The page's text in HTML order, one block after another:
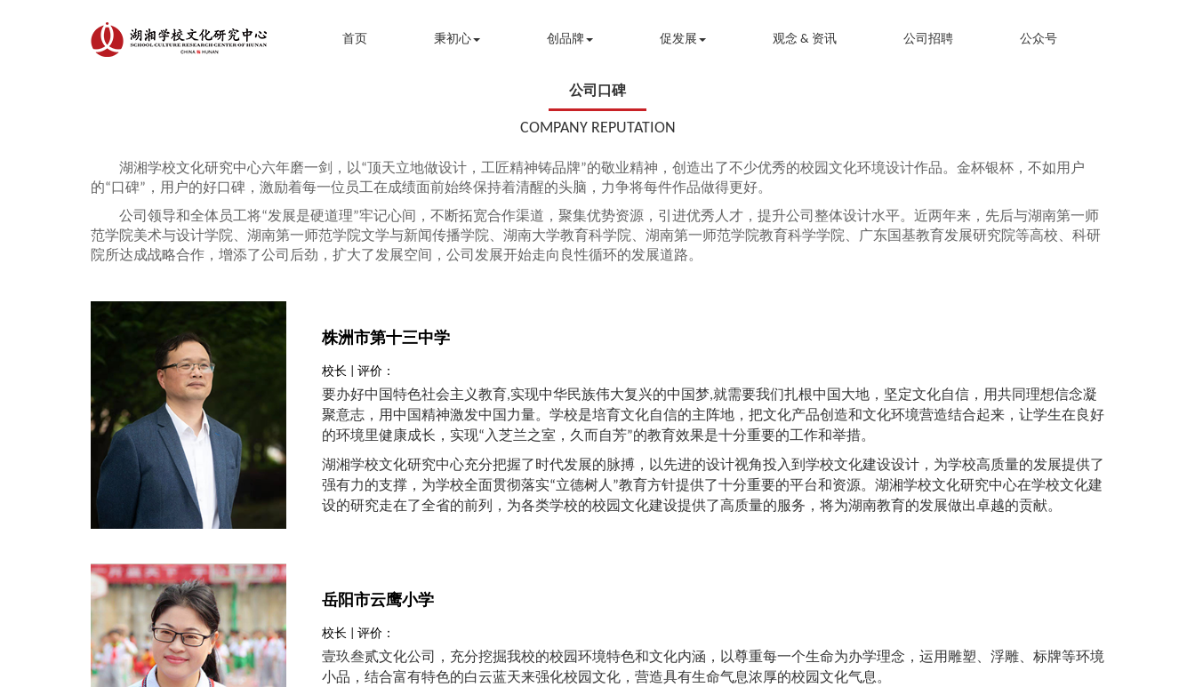
首页 秉初心 创品牌 促发展 观念 & 资讯 公司招聘 公众号
公司口碑
COMPANY REPUTATION
湖湘学校文化研究中心六年磨一剑，以“顶天立地做设计，工匠精神铸品牌”的敬业精神，创造出了不少优秀的校园文化环境设计作品。金杯银杯，不如用户
的“口碑”，用户的好口碑，激励着每一位员工在成绩面前始终保持着清醒的头脑，力争将每件作品做得更好。
公司领导和全体员工将“发展是硬道理”牢记心间，不断拓宽合作渠道，聚集优势资源，引进优秀人才，提升公司整体设计水平。近两年来，先后与湖南第一师
范学院美术与设计学院、湖南第一师范学院文学与新闻传播学院、湖南大学教育科学院、湖南第一师范学院教育科学学院、广东国基教育发展研究院等高校、科研
院所达成战略合作，增添了公司后劲，扩大了发展空间，公司发展开始走向良性循环的发展道路。
株洲市第十三中学
校长 | 评价：
要办好中国特色社会主义教育,实现中华民族伟大复兴的中国梦,就需要我们扎根中国大地，坚定文化自信，用共同理想信念凝
聚意志，用中国精神激发中国力量。学校是培育文化自信的主阵地，把文化产品创造和文化环境营造结合起来，让学生在良好
的环境里健康成长，实现“入芝兰之室，久而自芳”的教育效果是十分重要的工作和举措。
湖湘学校文化研究中心充分把握了时代发展的脉搏，以先进的设计视角投入到学校文化建设设计，为学校高质量的发展提供了
强有力的支撑，为学校全面贯彻落实“立德树人”教育方针提供了十分重要的平台和资源。湖湘学校文化研究中心在学校文化建
设的研究走在了全省的前列，为各类学校的校园文化建设提供了高质量的服务，将为湖南教育的发展做出卓越的贡献。
岳阳市云鹰小学
校长 | 评价：
壹玖叁贰文化公司，充分挖掘我校的校园环境特色和文化内涵，以尊重每一个生命为办学理念，运用雕塑、浮雕、标牌等环境
小品，结合富有特色的白云蓝天来强化校园文化，营造具有生命气息浓厚的校园文化气息。